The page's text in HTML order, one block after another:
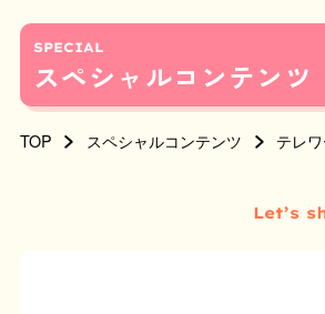
SPECIAL
スペシャルコンテンツ
TOP スペシャルコンテンツ テレ
Let’s